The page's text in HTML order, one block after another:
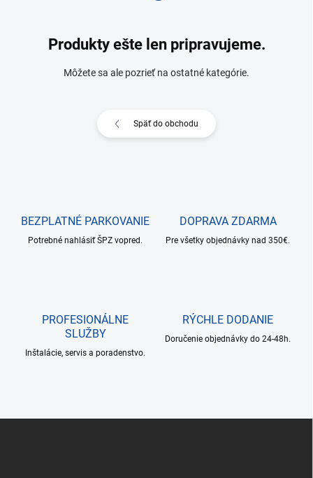
Produkty ešte len pripravujeme.
Môžete sa ale pozrieť na ostatné kategórie.
Späť do obchodu
BEZPLATNÉ PARKOVANIE
Potrebné nahlásiť ŠPZ vopred.
DOPRAVA ZDARMA
Pre všetky objednávky nad 350€.
PROFESIONÁLNE
SLUŽBY
Inštalácie, servis a poradenstvo.
RÝCHLE DODANIE
Doručenie objednávky do 24-48h.